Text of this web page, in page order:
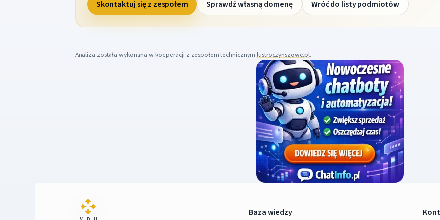
Skontaktuj się z zespołem Sprawdź własną domenę Wróć do listy podmiotów
Analiza została wykonana w kooperacji z zespołem technicznym lustroczynszowe.pl.
Baza wiedzy